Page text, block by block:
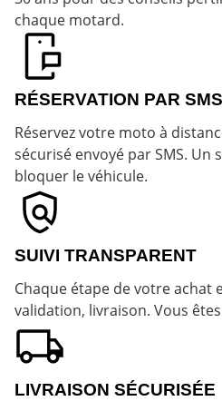
chaque motard.
RÉSERVATION PAR SMS
Réservez votre moto à
sécurisé envoyé par SMS. Un
bloquer le véhicule.
SUIVI TRANSPARENT
Chaque étape de votre achat
validation, livraison. Vous
LIVRAISON SÉCURISÉE